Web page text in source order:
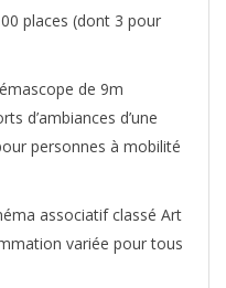
places (dont 3 pour
de 9m
d’ambiances d’une
personnes à mobilité
associatif classé Art
variée pour tous